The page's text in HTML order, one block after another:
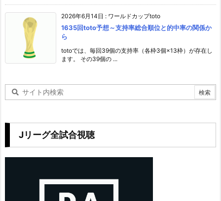
2026年6月14日 : ワールドカップtoto
1635回toto予想～支持率総合順位と的中率の関係か
ら
totoでは、毎回39個の支持率（各枠3個×13枠）が存在し
ます。 その39個の ...
Jリーグ全試合視聴